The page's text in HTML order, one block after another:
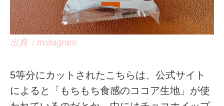
出典：Instagram
5等分にカットされたこちらは、公式サイト
によると「もちもち食感のココア生地」が使